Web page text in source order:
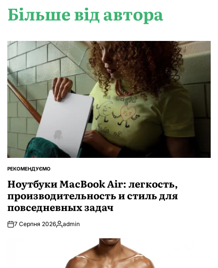
Більше від автора
ОПУБЛІКУВАТИ
РЕКОМЕНДУЄМО
Ноутбуки MacBook Air: легкость,
производительность и стиль для
повседневных задач
7 Серпня 2026Опубліковано
admin